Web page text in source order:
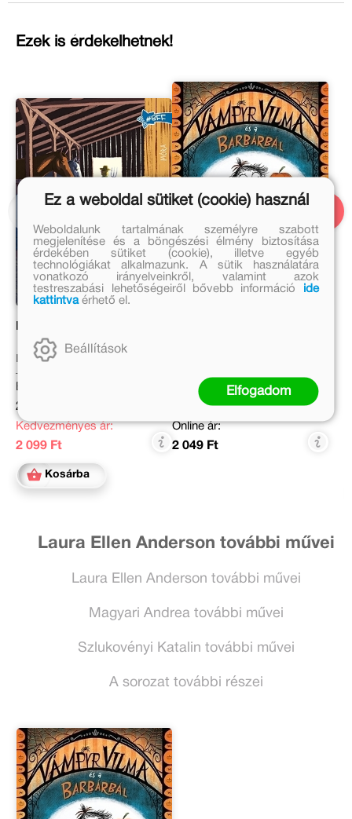
Ezek is érdekelhetnek!
Majoros Nóra
Eredeti ár:
2 999 Ft
Kedvezményes ár:
2 099 Ft
Kosárba
Eredeti ár:
2 499 Ft
Online ár:
2 049 Ft
Laura Ellen Anderson további művei
Laura Ellen Anderson további művei
Magyari Andrea további művei
Szlukovényi Katalin további művei
A sorozat további részei
Ez a weboldal sütiket (cookie) használ
Weboldalunk tartalmának személyre szabott
megjelenítése és a böngészési élmény biztosítása
érdekében sütiket (cookie), illetve egyéb
technológiákat alkalmazunk. A sütik használatára
vonatkozó irányelveinkről, valamint azok
testreszabási lehetőségeiről bővebb információ
ide
kattintvaérhető el.
Beállítások
Elfogadom